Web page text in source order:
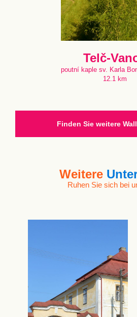
Telč-
poutní kaple sv. Karla
12.1 km
Finden Sie weitere
Weitere
Ruhen Sie sich bei